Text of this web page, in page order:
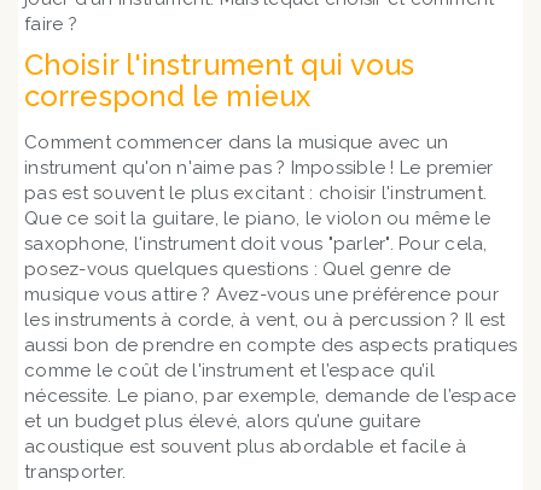
faire ?
Choisir l'instrument qui vous
correspond le mieux
Comment commencer dans la musique avec un
instrument qu'on n'aime pas ? Impossible ! Le premier
pas est souvent le plus excitant : choisir l'instrument.
Que ce soit la guitare, le piano, le violon ou même le
saxophone, l'instrument doit vous "parler". Pour cela,
posez-vous quelques questions : Quel genre de
musique vous attire ? Avez-vous une préférence pour
les instruments à corde, à vent, ou à percussion ? Il est
aussi bon de prendre en compte des aspects pratiques
comme le coût de l'instrument et l’espace qu’il
nécessite. Le piano, par exemple, demande de l’espace
et un budget plus élevé, alors qu’une guitare
acoustique est souvent plus abordable et facile à
transporter.